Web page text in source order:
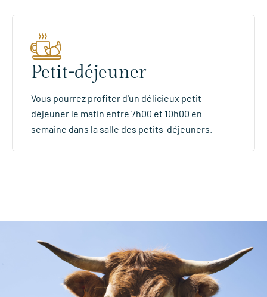
Petit-déjeuner
Vous pourrez profiter d'un délicieux petit-
déjeuner le matin entre 7h00 et 10h00 en
semaine dans la salle des petits-déjeuners.